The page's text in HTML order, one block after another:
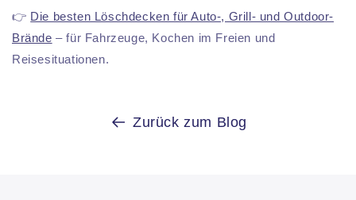
👉 Die besten Löschdecken für Auto-, Grill- und Outdoor-
Brände – für Fahrzeuge, Kochen im Freien und
Reisesituationen.
Zurück zum Blog